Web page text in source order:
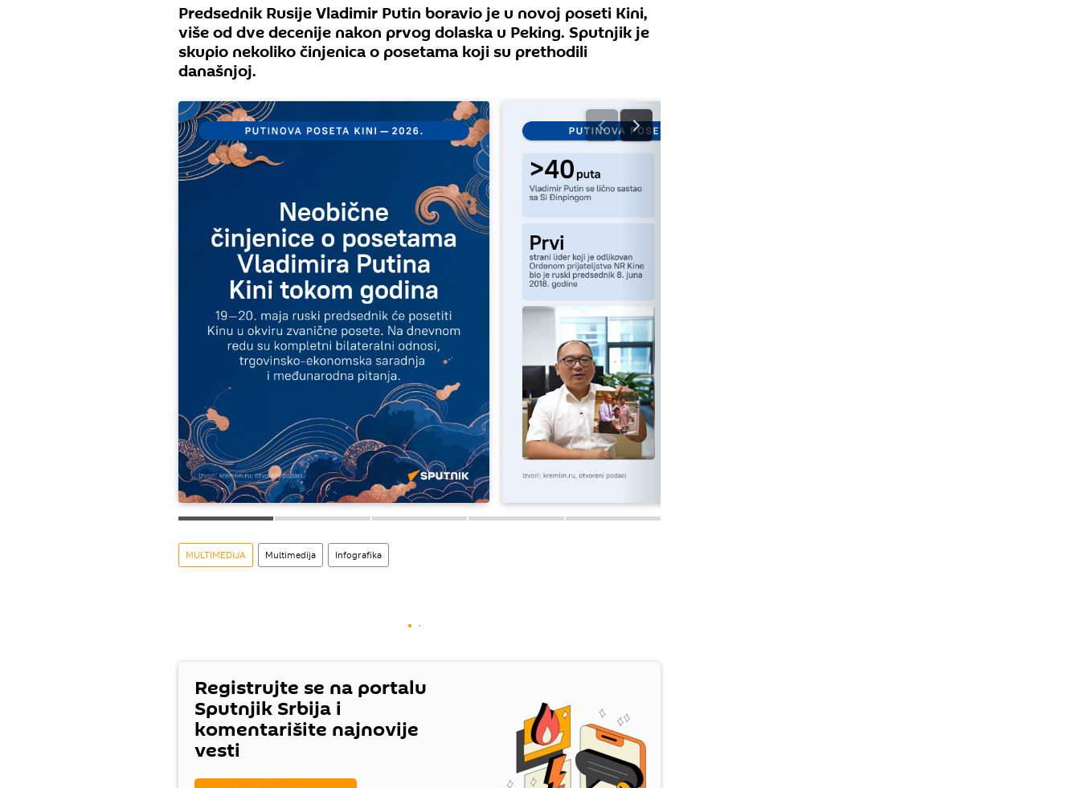
Predsednik Rusije Vladimir Putin boravio je u novoj poseti Kini,
više od dve decenije nakon prvog dolaska u Peking. Sputnjik je
skupio nekoliko činjenica o posetama koji su prethodili
današnjoj.
MULTIMEDIJA Multimedija Infografika
Registrujte se na portalu
Sputnjik Srbija i
komentarišite najnovije
vesti